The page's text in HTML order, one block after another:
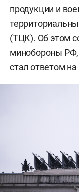
продукции и
(ТЦК). Об этом
минобороны РФ,
стал ответом